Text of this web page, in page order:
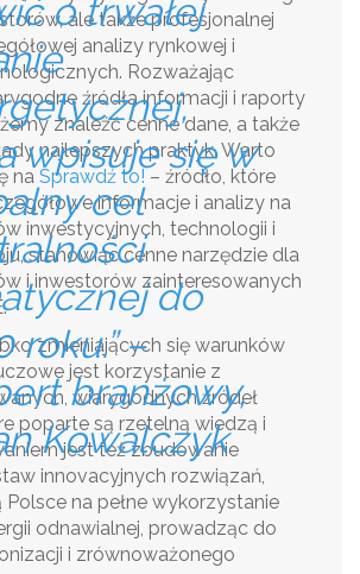
o trwałej
wpisuje się w
cel
do
roku.” –
branżowy,
Kowalczyk
ale także profesjonalnej
analizy rynkowej i
Rozważając
źródła informacji i raporty
znaleźć cenne dane, a także
najlepszych praktyk. Warto
na Sprawdź to!– źródło, które
informacje i analizy na
inwestycyjnych, technologii i
stanowiąc cenne narzędzie dla
i inwestorów zainteresowanych
zmieniających się warunków
jest korzystanie z
wiarygodnych źródeł
poparte są rzetelną wiedzą i
jest też zbudowanie
innovacyjnych rozwiązań,
na pełne wykorzystanie
odnawialnej, prowadząc do
i zrównoważonego